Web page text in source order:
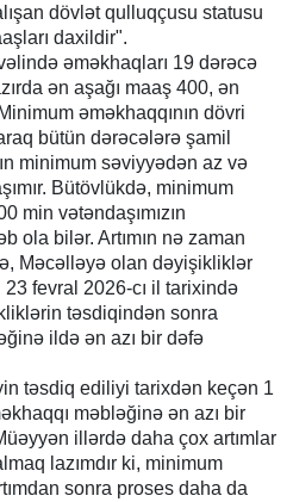
dövlət qulluqçusu statusu
daxildir".
əməkhaqları 19 dərəcə
ən aşağı maaş 400, ən
əməkhaqqının dövri
bütün dərəcələrə şamil
minimum səviyyədən az və
Bütövlükdə, minimum
min vətəndaşımızın
ola bilər. Artımın nə zaman
Məcəlləyə olan dəyişikliklər
fevral 2026-cı il tarixində
təsdiqindən sonra
ildə ən azı bir dəfə
təsdiq ediliyi tarixdən keçən 1
məbləğinə ən azı bir
illərdə daha çox artımlar
lazımdır ki, minimum
sonra proses daha da